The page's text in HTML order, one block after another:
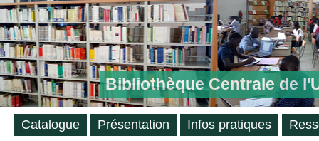
Bibliothèque Centrale de
Catalogue Présentation Infos pratiques